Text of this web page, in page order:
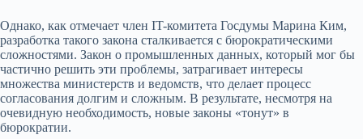
Однако, как отмечает член IT-комитета Госдумы Марина Ким,
разработка такого закона сталкивается с бюрократическими
сложностями. Закон о промышленных данных, который мог бы
частично решить эти проблемы, затрагивает интересы
множества министерств и ведомств, что делает процесс
согласования долгим и сложным. В результате, несмотря на
очевидную необходимость, новые законы «тонут» в
бюрократии.